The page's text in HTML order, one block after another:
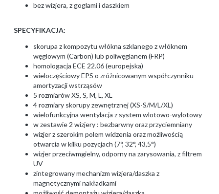
bez wizjera, z goglami i daszkiem
SPECYFIKACJA:
skorupa z kompozytu włókna szklanego z włóknem
węglowym (Carbon) lub poliwęglanem (FRP)
homologacja ECE 22.06 (europejska)
wieloczęściowy EPS o zróżnicowanym współczynniku
amortyzacji wstrząsów
5 rozmiarów XS, S, M, L, XL
4 rozmiary skorupy zewnętrznej (XS-S/M/L/XL)
wielofunkcyjna wentylacja z system wlotowo-wylotowy
w zestawie 2 wizjery : bezbarwny oraz przyciemniany
wizjer z szerokim polem widzenia oraz możliwością
otwarcia w kilku pozycjach (7°, 32°, 43,5°)
wizjer przeciwmgielny, odporny na zarysowania, z filtrem
UV
zintegrowany mechanizm wizjera/daszka z
magnetycznymi nakładkami